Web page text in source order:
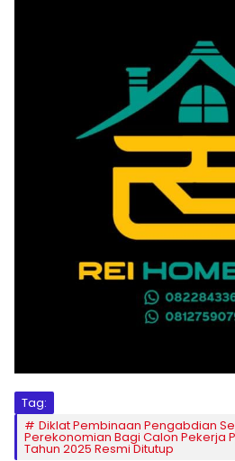
Tag:
Diklat Pembinaan Pengabdian
Perekonomian Bagi Calon Pekerja
Tahun 2025 Resmi Ditutup